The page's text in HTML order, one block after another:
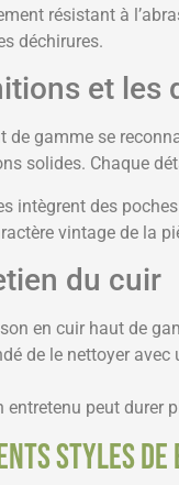
résistant à
déchirures.
et les
de gamme se
solides. Chaque
intègrent des
vintage de la
du cuir
en cuir haut de
de le nettoyer
entretenu peut durer
styles de